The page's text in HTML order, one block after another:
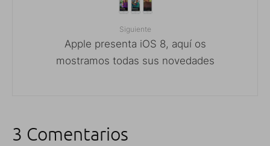
Siguiente
Apple presenta iOS 8, aquí os
mostramos todas sus novedades
3 Comentarios